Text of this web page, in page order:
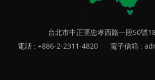
台北市中正區忠孝西路一段50號
電話 : +886-2-2311-4820 電子信箱 :